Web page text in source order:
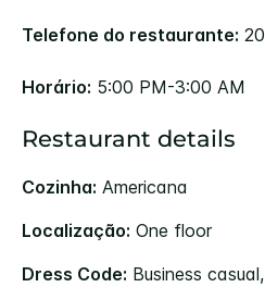
Telefone do restaurante:
Horário: 5:00 PM-3:00 AM
Restaurant details
Cozinha: Americana
Localização: One floor
Dress Code: Business